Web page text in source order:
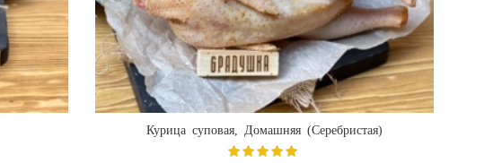
Курица суповая, Домашняя (Серебристая)